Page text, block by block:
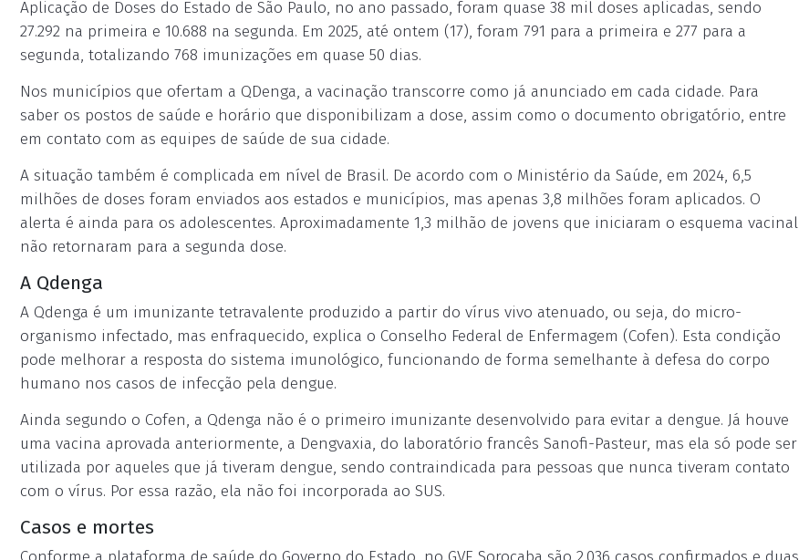
Aplicação de Doses do Estado de São Paulo, no ano passado, foram quase 38 mil doses aplicadas, sendo
27.292 na primeira e 10.688 na segunda. Em 2025, até ontem (17), foram 791 para a primeira e 277 para a
segunda, totalizando 768 imunizações em quase 50 dias.
Nos municípios que ofertam a QDenga, a vacinação transcorre como já anunciado em cada cidade. Para
saber os postos de saúde e horário que disponibilizam a dose, assim como o documento obrigatório, entre
em contato com as equipes de saúde de sua cidade.
A situação também é complicada em nível de Brasil. De acordo com o Ministério da Saúde, em 2024, 6,5
milhões de doses foram enviados aos estados e municípios, mas apenas 3,8 milhões foram aplicados. O
alerta é ainda para os adolescentes. Aproximadamente 1,3 milhão de jovens que iniciaram o esquema vacinal
não retornaram para a segunda dose.
A Qdenga
A Qdenga é um imunizante tetravalente produzido a partir do vírus vivo atenuado, ou seja, do micro-
organismo infectado, mas enfraquecido, explica o Conselho Federal de Enfermagem (Cofen). Esta condição
pode melhorar a resposta do sistema imunológico, funcionando de forma semelhante à defesa do corpo
humano nos casos de infecção pela dengue.
Ainda segundo o Cofen, a Qdenga não é o primeiro imunizante desenvolvido para evitar a dengue. Já houve
uma vacina aprovada anteriormente, a Dengvaxia, do laboratório francês Sanofi-Pasteur, mas ela só pode ser
utilizada por aqueles que já tiveram dengue, sendo contraindicada para pessoas que nunca tiveram contato
com o vírus. Por essa razão, ela não foi incorporada ao SUS.
Casos e mortes